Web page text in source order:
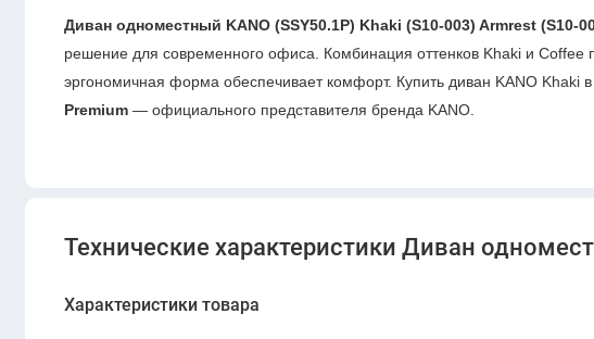
Диван одноместный KANO (SSY50.1P) Khaki (S10-003) Armrest (S10-
решение для современного офиса. Комбинация оттенков Khaki и Coffee
эргономичная форма обеспечивает комфорт. Купить диван KANO Khaki
Premium — официального представителя бренда KANO.
Технические характеристики Диван
Характеристики товара